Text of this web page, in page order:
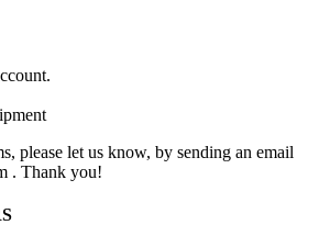
please let us know, by sending an email
. Thank you!